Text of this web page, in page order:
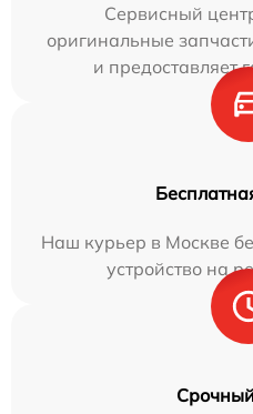
Сервисный
оригинальные
и предоставляет
Наш курьер в Москве
устройство на